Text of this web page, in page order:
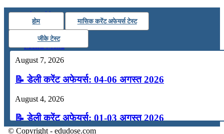
टुडेज जीके
Menu Menu
होम मासिक करेंट अफेयर्स टेस्ट
जीके टेस्ट
August 7, 2026
📝 डेली करेंट अफेयर्स: 04-06 अगस्त 2026
August 4, 2026
📝 डेली करेंट अफेयर्स: 01-03 अगस्त 2026
© Copyright - edudose.com